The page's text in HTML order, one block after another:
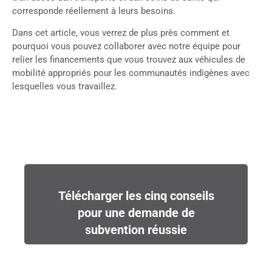
corresponde réellement à leurs besoins.
Dans cet article, vous verrez de plus près comment et
pourquoi vous pouvez collaborer avec notre équipe pour
relier les financements que vous trouvez aux véhicules de
mobilité appropriés pour les communautés indigènes avec
lesquelles vous travaillez.
Télécharger les cinq conseils
pour une demande de
subvention réussie